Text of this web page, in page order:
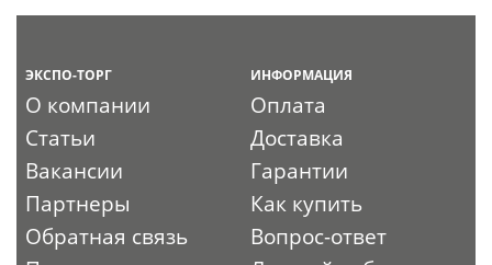
ЭКСПО-ТОРГ
О компании
Статьи
Вакансии
Партнеры
Обратная связь
ИНФОРМАЦИЯ
Оплата
Доставка
Гарантии
Как купить
Вопрос-ответ